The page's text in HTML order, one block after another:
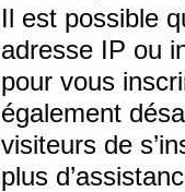
Il est possible
adresse IP ou
pour vous
également
visiteurs de
plus